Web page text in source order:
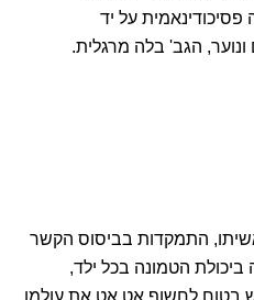
פסיכודינאמית על יד
ונוער, הגב' בלה מרגלית.
התמקדות בביסוס הקשר
הטמונה בכל ילד,
בטוח לחשוף אט אט את עולמו